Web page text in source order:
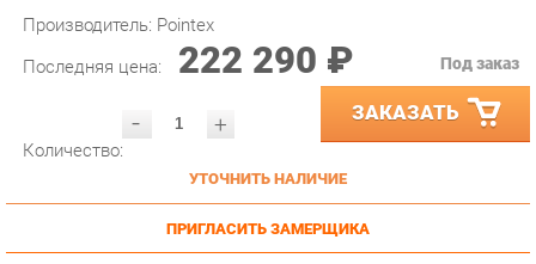
Последняя цена: 222 290 ₽
- ЗАКАЗАТЬ
УТОЧНИТЬ НАЛИЧИЕ
ПРИГЛАСИТЬ ЗАМЕРЩИКА
ГАРАНТИЯ ЛУЧШЕЙ ЦЕНЫ